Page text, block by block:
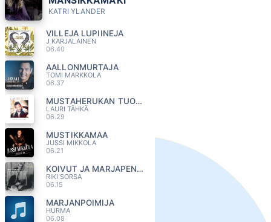
KATRI YLANDER
VILLEJA LUPIINEJA
J KARJALAINEN
06.40
AALLONMURTAJA
TOMI MARKKOLA
06.37
MUSTAHERUKAN TUOKSUINEN TYTTÖ
LAURI TÄHKÄ
06.29
MUSTIKKAMAA
JUSSI MIKKOLA
06.21
KOIVUT JA MARJAPENSAAT
RIKI SORSA
06.15
MARJANPOIMIJA
HURMA
06.08